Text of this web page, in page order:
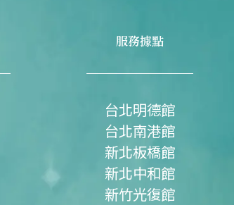
服務據點
台北明德館
台北南港館
新北板橋館
新北中和館
新竹光復館